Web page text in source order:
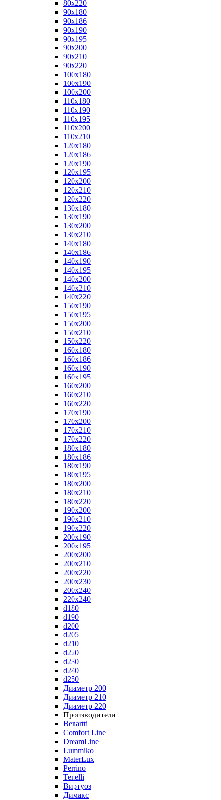
80x220
90x180
90x186
90x190
90x195
90x200
90x210
90x220
100x180
100x190
100x200
110x180
110x190
110x195
110x200
110x210
120x180
120x186
120x190
120x195
120x200
120x210
120x220
130x180
130x190
130x200
130x210
140x180
140x186
140x190
140x195
140x200
140x210
140x220
150x190
150x195
150x200
150x210
150x220
160x180
160x186
160x190
160x195
160x200
160x210
160x220
170x190
170x200
170x210
170x220
180x180
180x186
180x190
180x195
180x200
180x210
180x220
190x200
190x210
190x220
200x190
200x195
200x200
200x210
200x220
200x230
200x240
220x240
d180
d190
d200
d205
d210
d220
d230
d240
d250
Диаметр 200
Диаметр 210
Диаметр 220
Производители
Benartti
Comfort Line
DreamLine
Lummiko
MaterLux
Perrino
Tenelli
Виртуоз
Димакс